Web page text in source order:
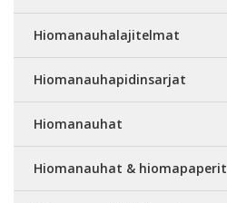
Hiomanauhalajitelmat
Hiomanauhapidinsarjat
Hiomanauhat
Hiomanauhat & hiomapaperit